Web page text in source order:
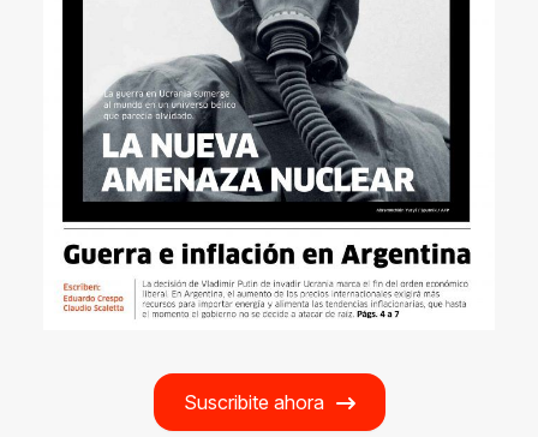
Suscribite ahora